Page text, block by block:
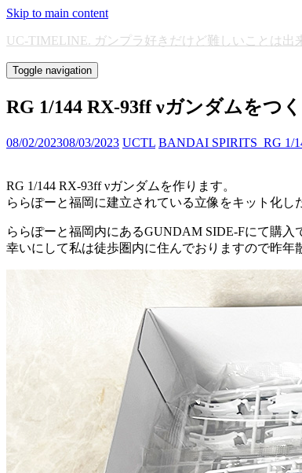
Skip to main content
UC-TIMELINE. ガンプラ好きだけど難しいことは出
Toggle navigation
RG 1/144 RX-93ff νガンダムをつく
08/02/202308/03/2023 UCTL BANDAI SPIRITS_RG 1/
RG 1/144 RX-93ff νガンダムを作ります。
ららぽーと福岡に建立されている立像をキット化
ららぽーと福岡内にあるGUNDAM SIDE-Fにて購入
幸いにして私は徒歩圏内に住んでおりますので昨年